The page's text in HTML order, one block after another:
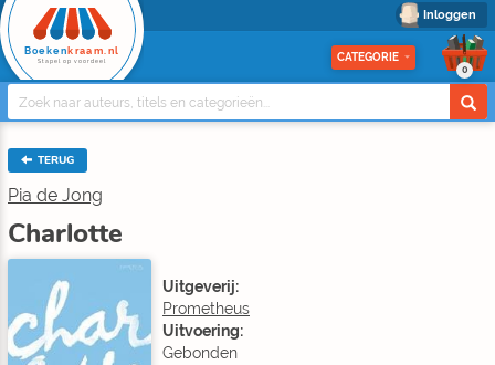
Inloggen
Boeken kraam.nl
Stapel op voordeel CATEGORIE
0
TERUG
Pia de Jong
Charlotte
Uitgeverij:
Prometheus
Uitvoering:
Gebonden